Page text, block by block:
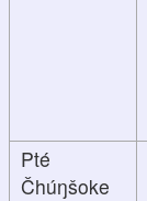
Pté
Čhúŋšoke